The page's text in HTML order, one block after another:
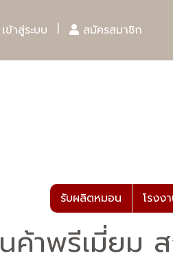
เข้าสู่ระบบ สมัครสมาชิก
รับผลิตหมอน โรงง
ค้าพรีเมี่ยม